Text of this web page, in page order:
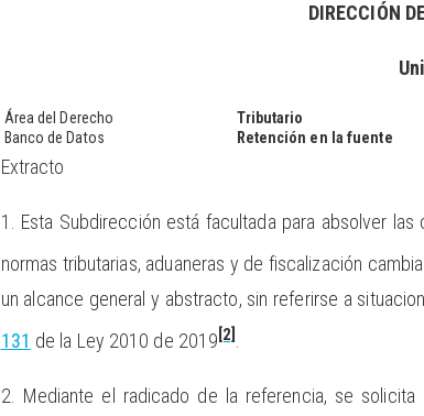
DIRECCIÓN
Área del Derecho
Tributario
Banco de Datos
Retención en la fuente
Extracto
1. Esta Subdirección está facultada para absolver
normas tributarias, aduaneras y de fiscalización
un alcance general y abstracto, sin referirse a
131 de la Ley 2010 de 2019 [2]
2. Mediante el radicado de la referencia, se